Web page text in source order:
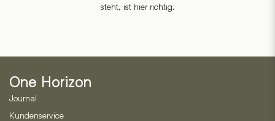
steht, ist hier richtig.
One Horizon
Journal
Kundenservice